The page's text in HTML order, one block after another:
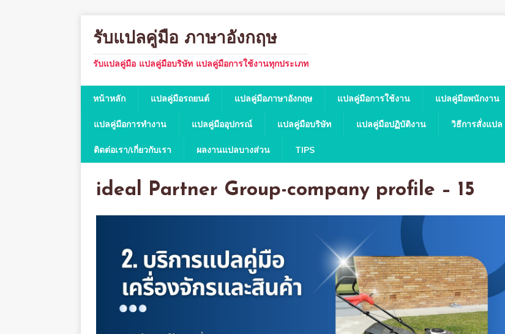
รับแปลคู่มือ ภาษาอังกฤษ
รับแปลคู่มือ แปลคู่มือบริษัท แปลคู่มือการใช้งานทุกประเภท
หน้าหลัก แปลคู่มือรถยนต์ แปลคู่มือภาษาอังกฤษ แปลคู่มือการใช้งาน แปลคู่มือพนักงาน
แปลคู่มือการทำงาน แปลคู่มืออุปกรณ์ แปลคู่มือบริษัท แปลคู่มือปฏิบัติงาน วิธีการสั่งแปล
ติดต่อเรา/เกี่ยวกับเรา ผลงานแปลบางส่วน TIPS
ideal Partner Group-company profile – 15